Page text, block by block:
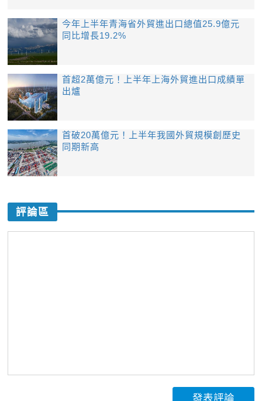
今年上半年青海省外貿進出口總值25.9億元
同比增長19.2%
首超2萬億元！上半年上海外貿進出口成績單
出爐
首破20萬億元！上半年我國外貿規模創歷史
同期新高
評論區
發表評論